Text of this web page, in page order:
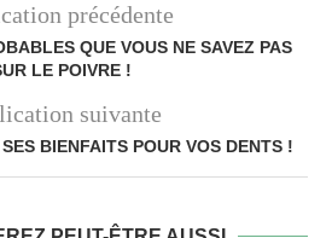
précédente
QUE VOUS NE SAVEZ PAS
LE POIVRE !
suivante
BIENFAITS POUR VOS DENTS !